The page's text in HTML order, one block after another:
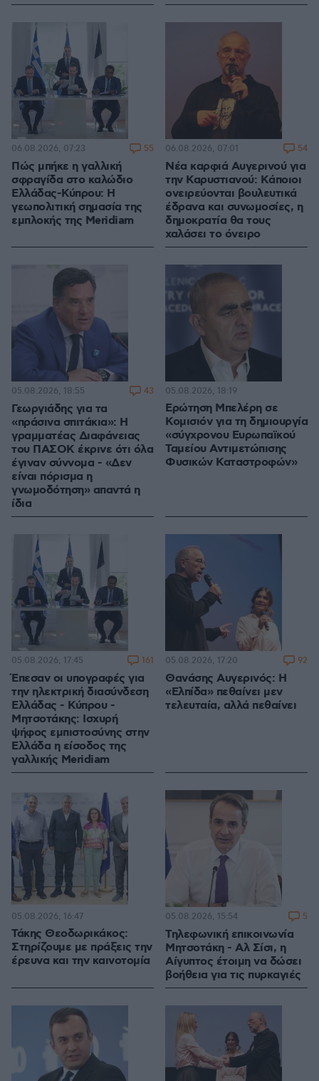
Πώς μπήκε η γαλλική
σφραγίδα στο καλώδιο
Ελλάδας-Κύπρου: Η
γεωπολιτική σημασία της
εμπλοκής της Meridiam
06.08.2026, 07:23 55
Νέα καρφιά Αυγερινού για
την Καρυστιανού: Kάποιοι
ονειρεύονται βουλευτικά
έδρανα και συνωμοσίες, η
δημοκρατία θα τους
χαλάσει το όνειρο
06.08.2026, 07:01 54
Γεωργιάδης για τα
«πράσινα σπιτάκια»: Η
γραμματέας Διαφάνειας
του ΠΑΣΟΚ έκρινε ότι όλα
έγιναν σύννομα - «Δεν
είναι πόρισμα η
γνωμοδότηση» απαντά η
ίδια
05.08.2026, 18:55 43
Ερώτηση Μπελέρη σε
Κομισιόν για τη δημιουργία
«σύγχρονου Ευρωπαϊκού
Ταμείου Αντιμετώπισης
Φυσικών Καταστροφών»
05.08.2026, 18:19
Έπεσαν οι υπογραφές για
την ηλεκτρική διασύνδεση
Ελλάδας - Κύπρου -
Μητσοτάκης: Ισχυρή
ψήφος εμπιστοσύνης στην
Ελλάδα η είσοδος της
γαλλικής Meridiam
05.08.2026, 17:45 161
Θανάσης Αυγερινός: Η
«Ελπίδα» πεθαίνει μεν
τελευταία, αλλά πεθαίνει
05.08.2026, 17:20 92
Τάκης Θεοδωρικάκος:
Στηρίζουμε με πράξεις την
έρευνα και την καινοτομία
05.08.2026, 16:47
Τηλεφωνική επικοινωνία
Μητσοτάκη - Αλ Σίσι, η
Αίγυπτος έτοιμη να δώσει
βοήθεια για τις πυρκαγιές
05.08.2026, 15:54 5